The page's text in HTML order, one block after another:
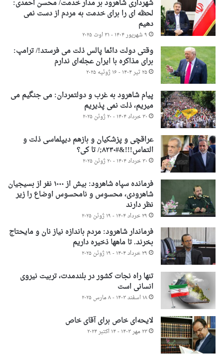
شهرداری شاهرود بر مدار خدمت/ محسن احمدی:
لحظه ای را برای خدمت به مردم از دست نمی
دهیم
۹ شهریور ۱۴۰۴ - ۳۱ اوت ۲۰۲۵
وقتی دولت دائما پالس ذلت می فرستد!/ ترامپ:
برای مذاکره با ایران عجله‌ای ندارم
۲۵ تیر ۱۴۰۴ - ۱۶ ژوئیه ۲۰۲۵
پیام شاهرود به غرب و دولتمردان: می جنگیم می
میریم، ذلت نمی پذیریم
۳۰ خرداد ۱۴۰۴ - ۲۰ ژوئن ۲۰۲۵
عراقچی و پزشکیان و بازهم دیپلماسی ذلت و
التماس!!!&#۸۲۳۰;/ تا کی؟
۳۰ خرداد ۱۴۰۴ - ۲۰ ژوئن ۲۰۲۵
فرمانده سپاه شاهرود: بیش از ۱۰۰۰ نفر از بسیجیان
شاهرودی، محسوس و نامحسوس اوضاع را زیر
نظر دارند
۲۹ خرداد ۱۴۰۴ - ۱۹ ژوئن ۲۰۲۵
فرماندار شاهرود: مردم باندازه نیاز نان و مایحتاج
بخرند. تا ماهها ذخیره داریم
۲۹ خرداد ۱۴۰۴ - ۱۹ ژوئن ۲۰۲۵
تنها راه نجات کشور در بلندمدت، تربیت نیروی
انسانی است
۱۸ اسفند ۱۴۰۳ - ۸ مارس ۲۰۲۵
لایحه‌ای خاص برای آقای خاص
۲۳ مهر ۱۴۰۳ - ۱۴ اکتبر ۲۰۲۴